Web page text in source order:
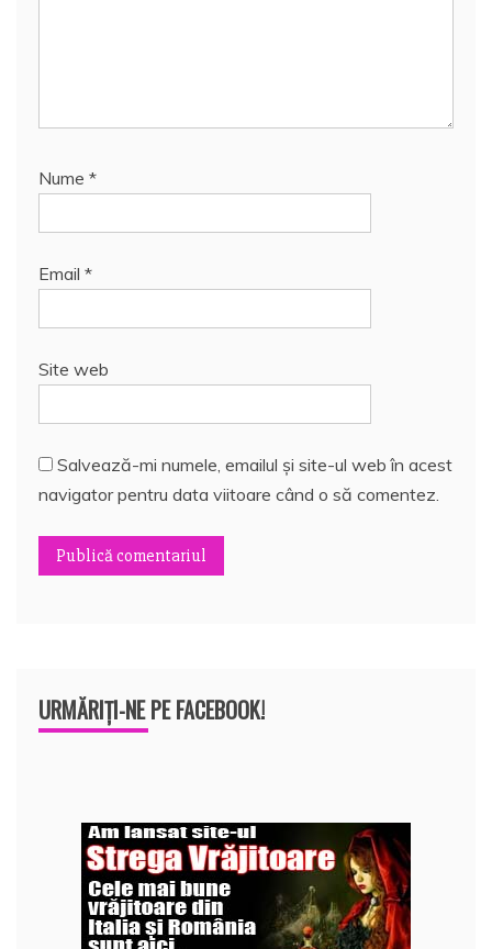
Nume *
Email *
Site web
Salvează-mi numele, emailul și site-ul web în acest
navigator pentru data viitoare când o să comentez.
URMĂRIȚI-NE PE FACEBOOK!